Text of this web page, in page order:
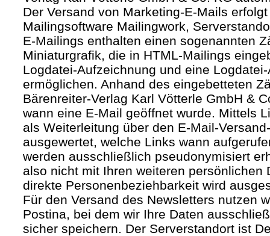
Der Versand von Marketing-E-Mails
Mailingsoftware Mailingwork,
E-Mailings enthalten einen sogenannten
Miniaturgrafik, die in HTML-Mailings
Logdatei-Aufzeichnung und eine
ermöglichen. Anhand des eingebetteten
Bärenreiter-Verlag Karl Vötterle GmbH &
wann eine E-Mail geöffnet wurde. Mittels
als Weiterleitung über den E-Mail-
ausgewertet, welche Links wann
werden ausschließlich pseudonymisiert
also nicht mit Ihren weiteren persönlichen
direkte Personenbeziehbarkeit wird
Für den Versand des Newsletters nutzen
Postina, bei dem wir Ihre Daten
sicher speichern. Der Serverstandort ist